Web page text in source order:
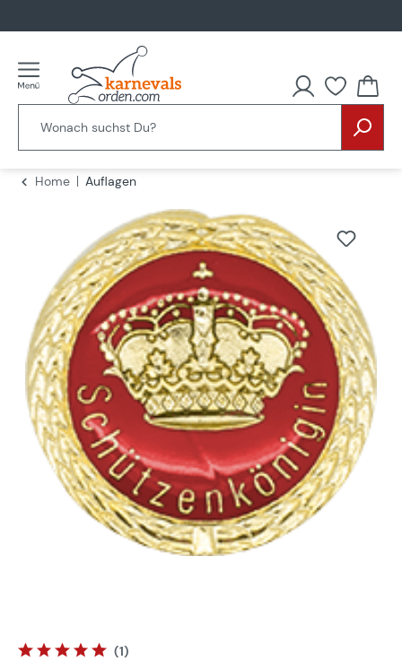
Home
Auflagen
Bildergalerie überspringen
(1)